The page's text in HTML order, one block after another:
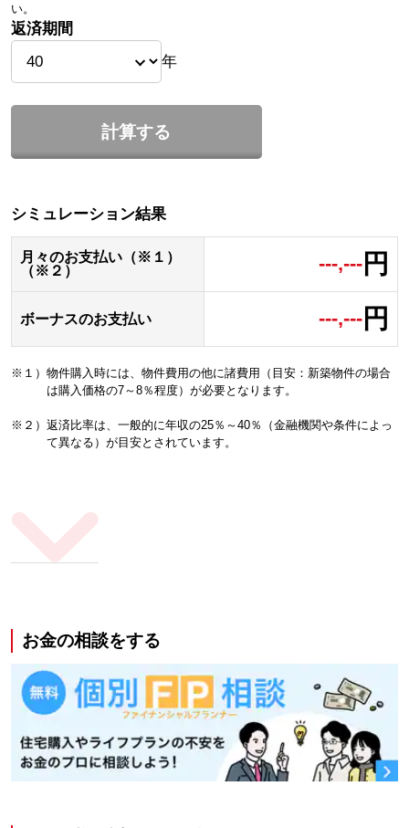
い。
返済期間
年
計算する
シミュレーション結果
月々のお支払い（※１）
（※２）
---,---円
ボーナスのお支払い ---,---円
※１）物件購入時には、物件費用の他に諸費用（目安：新築物件の場合
は購入価格の7～8％程度）が必要となります。
※２）返済比率は、一般的に年収の25％～40％（金融機関や条件によっ
て異なる）が目安とされています。
お金の相談をする